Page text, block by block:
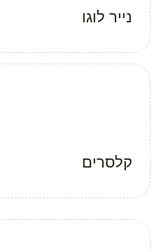
נייר לוגו
קלסרים